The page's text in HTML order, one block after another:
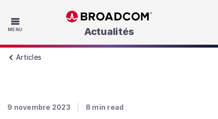
MENU Skip to main content
Actualités
Articles
9 novembre 2023 8 min read